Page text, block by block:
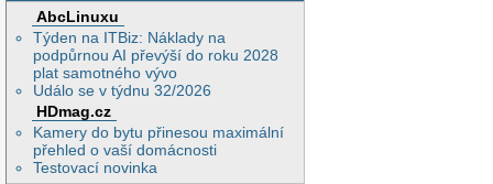
AbcLinuxu
Týden na ITBiz: Náklady na
podpůrnou AI převýší do roku 2028
plat samotného vývo
Událo se v týdnu 32/2026
HDmag.cz
Kamery do bytu přinesou maximální
přehled o vaší domácnosti
Testovací novinka